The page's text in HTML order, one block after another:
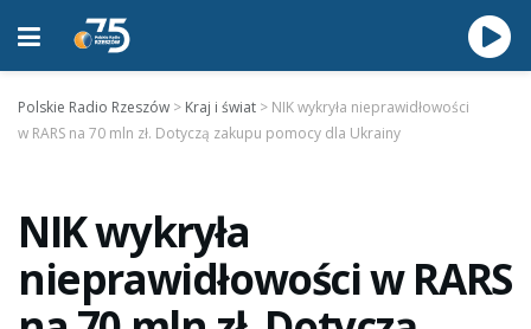
Polskie Radio Rzeszów > Kraj i świat > NIK wykryła nieprawidłowości
w RARS na 70 mln zł. Dotyczą zakupu pomocy dla Ukrainy
NIK wykryła
nieprawidłowości w RARS